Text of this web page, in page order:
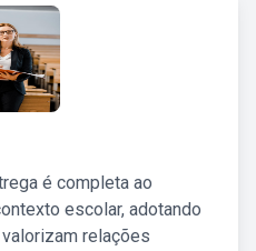
é completa ao
escolar, adotando
relações